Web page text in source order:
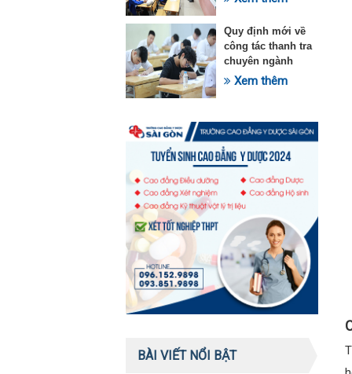
Quy định mới về
công tác thanh tra
chuyên ngành
trong lĩnh vực giáo
Xem thêm
BÀI VIẾT NỔI BẬT